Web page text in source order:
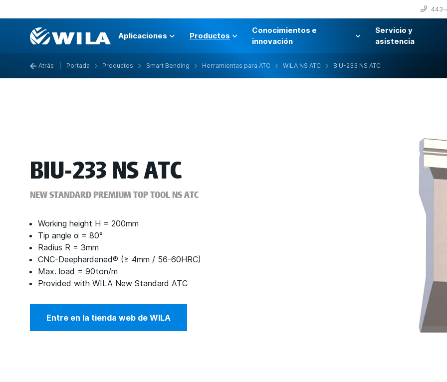
Aplicaciones Productos
Conocimientos e
innovación
Servicio y
asistencia
Atrás Portada Productos Smart Bending Herramientas para ATC WILA NS ATC BIU-233 NS ATC
BIU-233 NS ATC
NEW STANDARD PREMIUM TOP TOOL NS ATC
Working height H = 200mm
Tip angle α = 80°
Radius R = 3mm
CNC-Deephardened® (≥ 4mm / 56-60HRC)
Max. load = 90ton/m
Provided with WILA New Standard ATC
Entre en la tienda web de WILA